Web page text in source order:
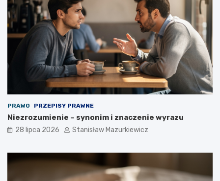
PRAWO PRZEPISY PRAWNE
Niezrozumienie – synonim i znaczenie wyrazu
28 lipca 2026 Stanisław Mazurkiewicz